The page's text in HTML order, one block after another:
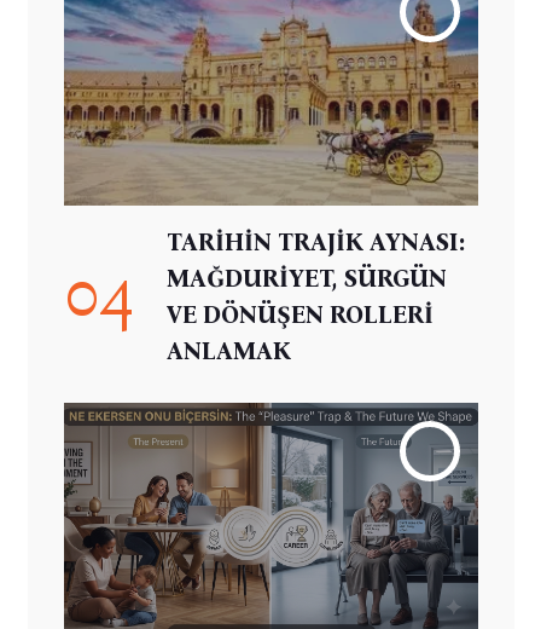
04
TARİHİN TRAJİK AYNASI:
MAĞDURİYET, SÜRGÜN
VE DÖNÜŞEN ROLLERİ
ANLAMAK